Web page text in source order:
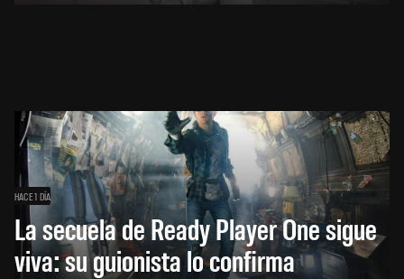
HACE 1 DÍA
La secuela de Ready Player One sigue
viva: su guionista lo confirma